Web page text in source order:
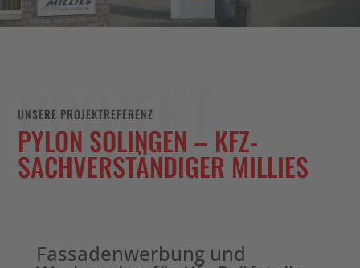
PROJEKT
UNSERE PROJEKTREFERENZ
PYLON SOLINGEN – KFZ-
SACHVERSTÄNDIGER MILLIES
Fassadenwerbung und